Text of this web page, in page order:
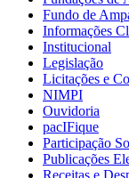
Fundo de
Informações
Institucional
Legislação
Licitações e
NIMPI
Ouvidoria
pacIFique
Participação
Publicações
Receitas e